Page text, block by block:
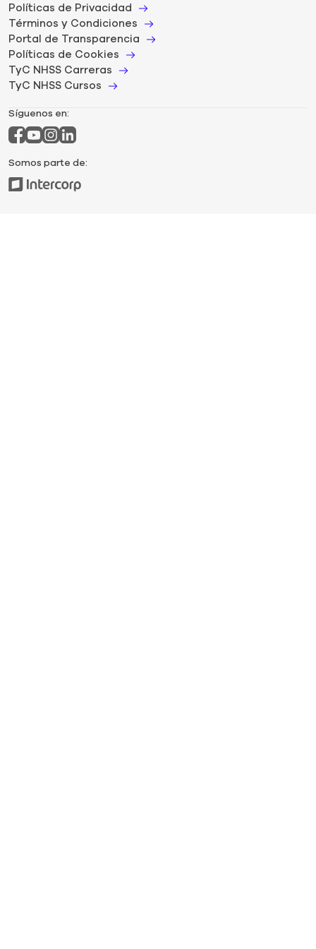
Políticas de Privacidad
Términos y Condiciones
Portal de Transparencia
Políticas de Cookies
TyC NHSS Carreras
TyC NHSS Cursos
Síguenos en:
Somos parte de: